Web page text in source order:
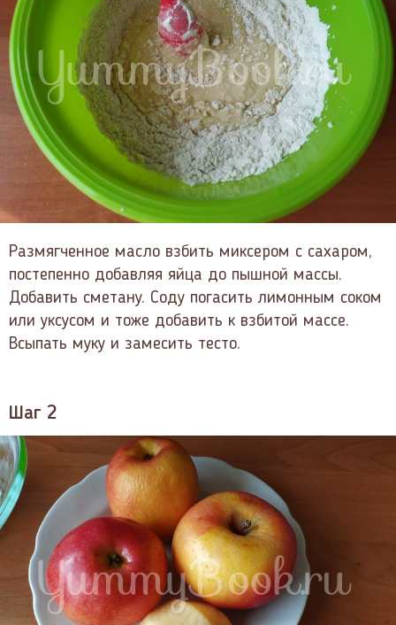
Размягченное масло взбить миксером с сахаром,
постепенно добавляя яйца до пышной массы.
Добавить сметану. Соду погасить лимонным соком
или уксусом и тоже добавить к взбитой массе.
Всыпать муку и замесить тесто.
Шаг 2